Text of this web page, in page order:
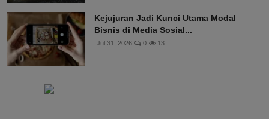
Kejujuran Jadi Kunci Utama Modal
Bisnis di Media Sosial...
Jul 31, 2026 0 13